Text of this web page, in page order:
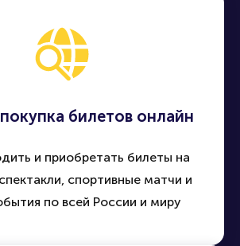
билетов онлайн
и приобретать билеты на
спортивные матчи и
по всей России и миру